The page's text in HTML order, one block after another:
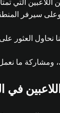
سيرفر المنطقة
نحاول العثور
ومشاركة ما
في